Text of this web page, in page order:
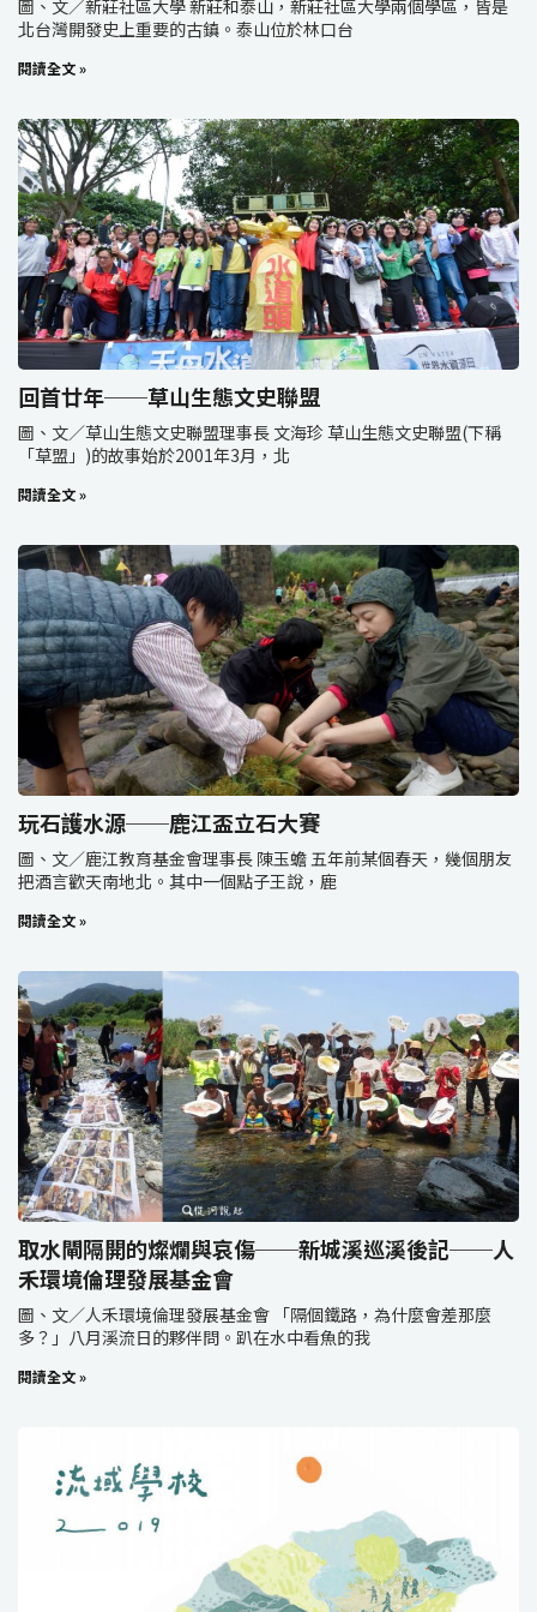
圖、文／新莊社區大學 新莊和泰山，新莊社區大學兩個學區，皆是
北台灣開發史上重要的古鎮。泰山位於林口台
閱讀全文 »
回首廿年──草山生態文史聯盟
圖、文／草山生態文史聯盟理事長 文海珍 草山生態文史聯盟(下稱
「草盟」)的故事始於2001年3月，北
閱讀全文 »
玩石護水源──鹿江盃立石大賽
圖、文／鹿江教育基金會理事長 陳玉蟾 五年前某個春天，幾個朋友
把酒言歡天南地北。其中一個點子王說，鹿
閱讀全文 »
取水閘隔開的燦爛與哀傷──新城溪巡溪後記──人
禾環境倫理發展基金會
圖、文／人禾環境倫理發展基金會 「隔個鐵路，為什麼會差那麼
多？」八月溪流日的夥伴問。趴在水中看魚的我
閱讀全文 »